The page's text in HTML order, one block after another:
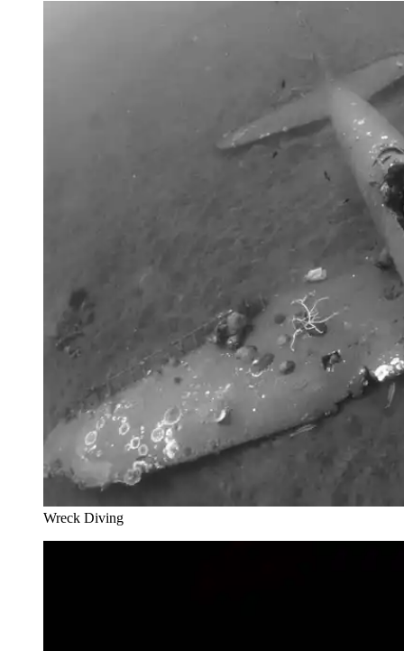
Wreck Diving